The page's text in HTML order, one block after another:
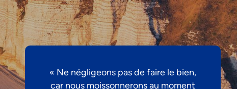
« Ne négligeons pas de faire le bien,
car nous moissonnerons au moment